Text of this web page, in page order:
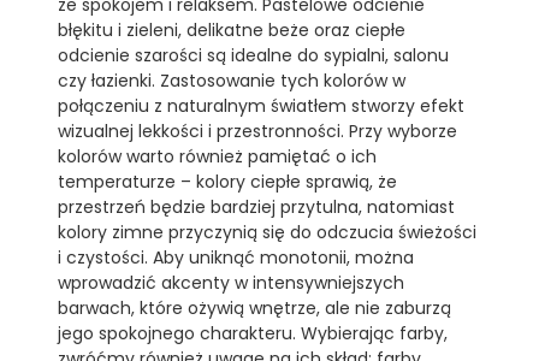
błękitu i zieleni, delikatne beże oraz ciepłe
odcienie szarości są idealne do sypialni, salonu
czy łazienki. Zastosowanie tych kolorów w
połączeniu z naturalnym światłem stworzy efekt
wizualnej lekkości i przestronności. Przy wyborze
kolorów warto również pamiętać o ich
temperaturze – kolory ciepłe sprawią, że
przestrzeń będzie bardziej przytulna, natomiast
kolory zimne przyczynią się do odczucia świeżości
i czystości. Aby uniknąć monotonii, można
wprowadzić akcenty w intensywniejszych
barwach, które ożywią wnętrze, ale nie zaburzą
jego spokojnego charakteru. Wybierając farby,